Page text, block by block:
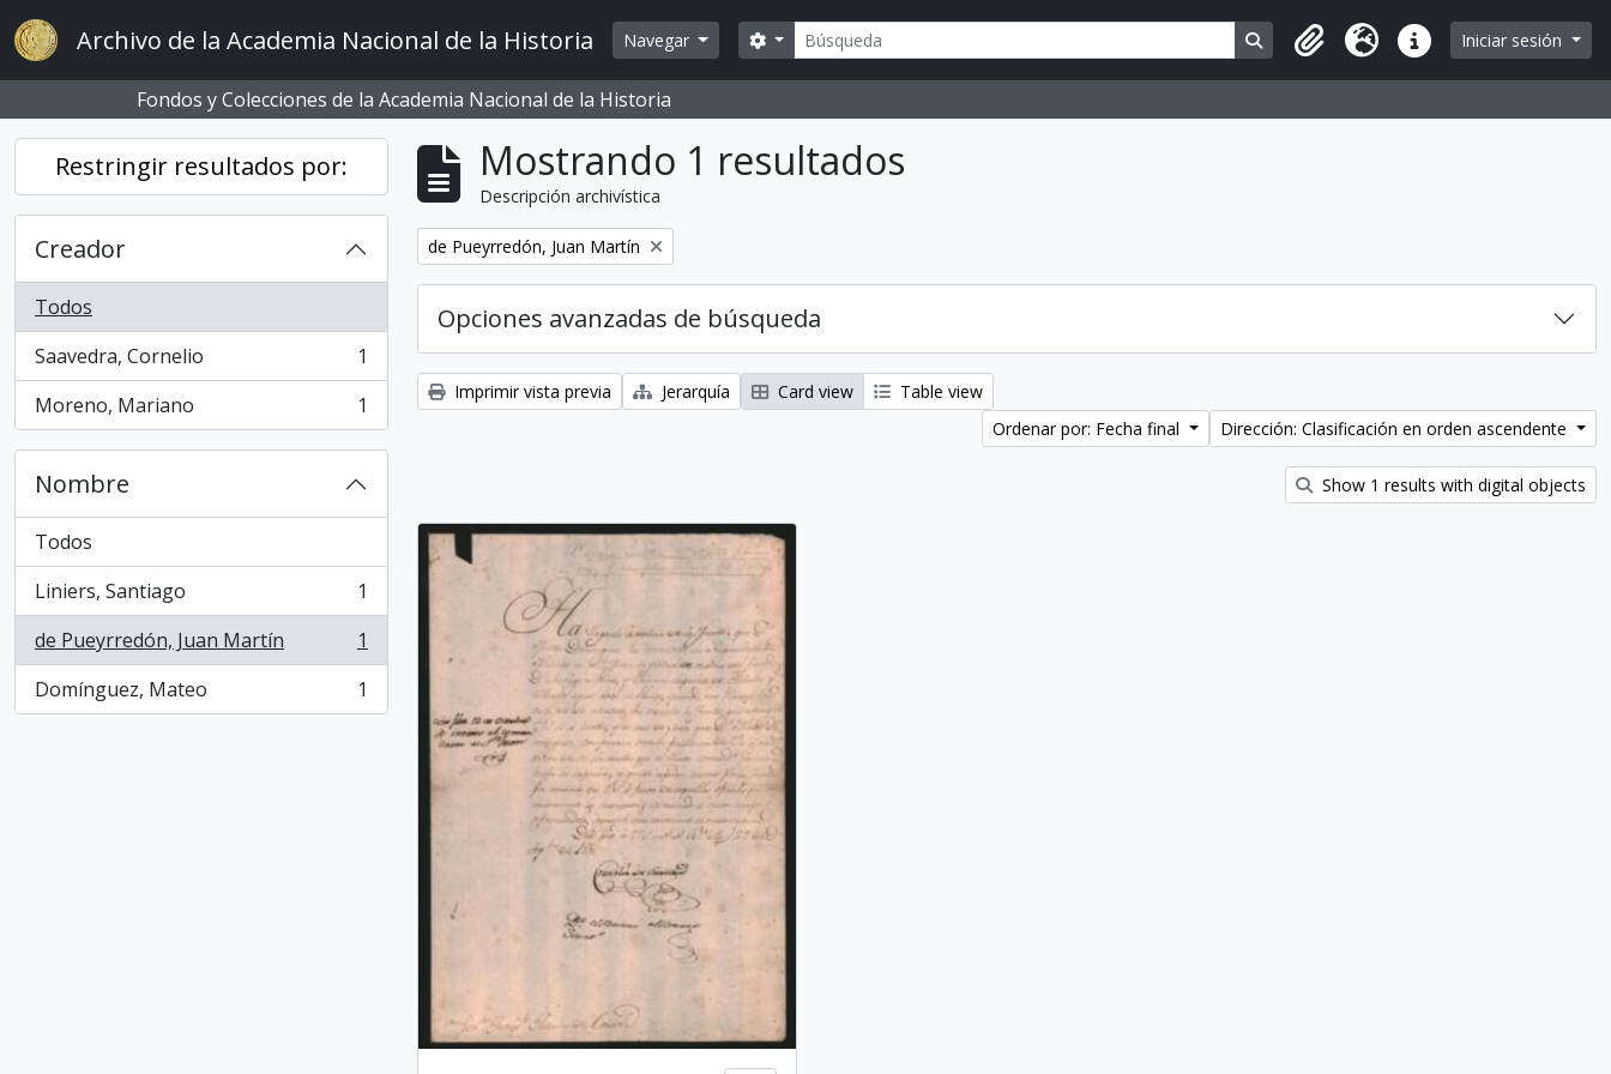
Skip to main content
Archivo de la Academia Nacional de la Historia Navegar Búsqueda
Search options Search in browse page
Portapapeles
Idioma Enlaces rápidos
Iniciar sesión
Fondos y Colecciones de la Academia Nacional de la Historia
Restringir resultados por:
Creador
Todos
Saavedra, Cornelio
, 1 resultados
1
Moreno, Mariano
, 1 resultados 1
Nombre
Todos
Liniers, Santiago
, 1 resultados
1
de Pueyrredón, Juan Martín
, 1 resultados
1
Domínguez, Mateo
, 1 resultados 1
Mostrando 1 resultados
Descripción archivística
Remove filter:
de Pueyrredón, Juan Martín
Opciones avanzadas de búsqueda
Imprimir vista previa Jerarquía Card view
Table view
Ordenar por: Fecha final
Dirección: Clasificación en orden ascendente
Show 1 results with digital objects